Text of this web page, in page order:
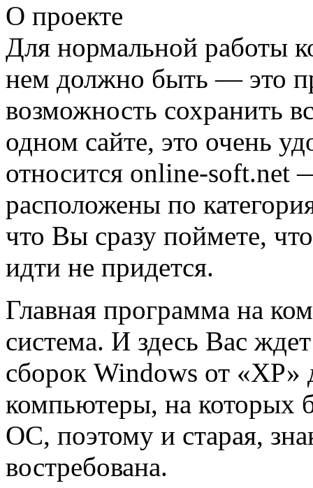
О проекте
Для нормальной работы
нем должно быть — это
возможность сохранить
одном сайте, это очень
относится online-soft.net
расположены по
что Вы сразу поймете,
идти не придется.
Главная программа на
система. И здесь Вас
сборок Windows от «ХР»
компьютеры, на которых
ОС, поэтому и старая,
востребована.